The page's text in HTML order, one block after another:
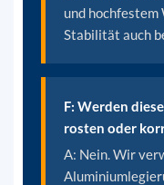
und
Stabilität auch
F: Werden
rosten oder
A: Nein. Wir